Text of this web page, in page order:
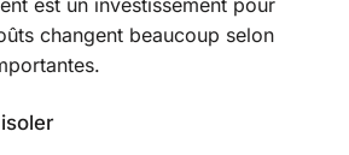
changent beaucoup selon